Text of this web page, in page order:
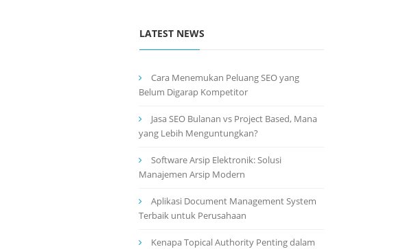
LATEST NEWS
Cara Menemukan Peluang SEO yang
Belum Digarap Kompetitor
Jasa SEO Bulanan vs Project Based, Mana
yang Lebih Menguntungkan?
Software Arsip Elektronik: Solusi
Manajemen Arsip Modern
Aplikasi Document Management System
Terbaik untuk Perusahaan
Kenapa Topical Authority Penting dalam